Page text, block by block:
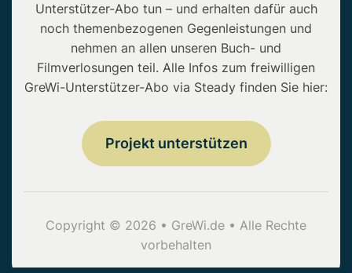
Unterstützer-Abo tun – und erhalten dafür auch
noch themenbezogenen Gegenleistungen und
nehmen an allen unseren Buch- und
Filmverlosungen teil. Alle Infos zum freiwilligen
GreWi-Unterstützer-Abo via Steady finden Sie hier:
Projekt unterstützen
Copyright © 2026 • GreWi.de • Alle Rechte
vorbehalten